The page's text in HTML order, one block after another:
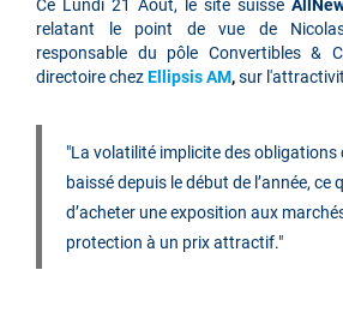
Ce Lundi 21 Août, le site suisse
relatant le point de vue de Nicolas
responsable du pôle Convertibles &
directoire chezEllipsis AM,sur
"La volatilité implicite des obligations
baissé depuis le début de l’année, ce
d’acheter une exposition aux
protection à un prix attractif."